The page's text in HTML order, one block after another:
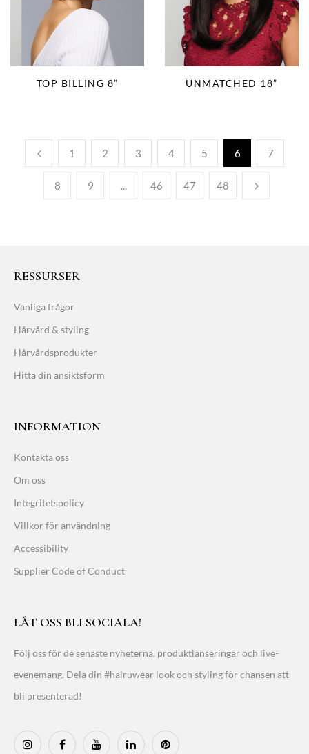
TOP BILLING 8” UNMATCHED 18”
1 2 3 4 5 6 7
8 9 ... 46 47 48
RESSURSER
Vanliga frågor
Hårvård & styling
Hårvårdsprodukter
Hitta din ansiktsform
INFORMATION
Kontakta oss
Om oss
Integritetspolicy
Villkor för användning
Accessibility
Supplier Code of Conduct
LÅT OSS BLI SOCIALA!
Följ oss för de senaste nyheterna, produktlanseringar och live-
evenemang. Dela din #hairuwear look och styling för chansen att
bli presenterad!